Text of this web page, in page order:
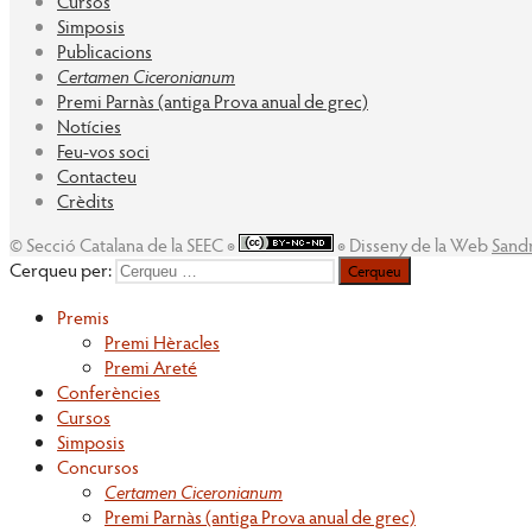
Simposis
Publicacions
Certamen Ciceronianum
Premi Parnàs (antiga Prova anual de grec)
Notícies
Feu-vos soci
Contacteu
Crèdits
© Secció Catalana de la SEEC ◉
◉ Disseny de la Web
Cerqueu per:
Premis
Premi Hèracles
Premi Areté
Conferències
Cursos
Simposis
Concursos
Certamen Ciceronianum
Premi Parnàs (antiga Prova anual de grec)